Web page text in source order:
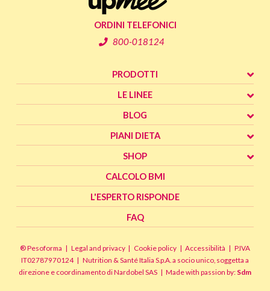
ORDINI TELEFONICI
800-018124
PRODOTTI
LE LINEE
BLOG
PIANI DIETA
SHOP
CALCOLO BMI
L'ESPERTO RISPONDE
FAQ
® Pesoforma | Legal and privacy | Cookie policy | Accessibilità | P.IVA
IT02787970124 | Nutrition & Santé Italia S.p.A. a socio unico, soggetta a
direzione e coordinamento di Nardobel SAS | Made with passion by: Sdm